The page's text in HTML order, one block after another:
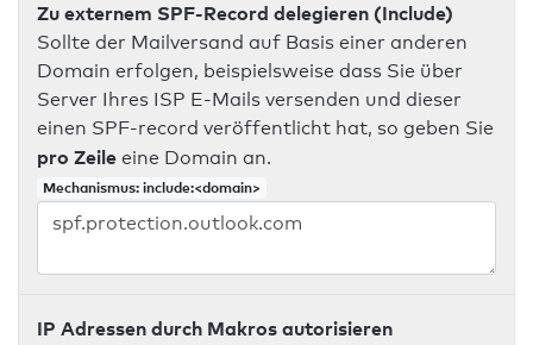
Zu externem SPF-Record delegieren (Include)
Sollte der Mailversand auf Basis einer anderen
Domain erfolgen, beispielsweise dass Sie über
Server Ihres ISP E-Mails versenden und dieser
einen SPF-record veröffentlicht hat, so geben Sie
pro Zeile eine Domain an.
Mechanismus: include:<domain>
IP Adressen durch Makros autorisieren